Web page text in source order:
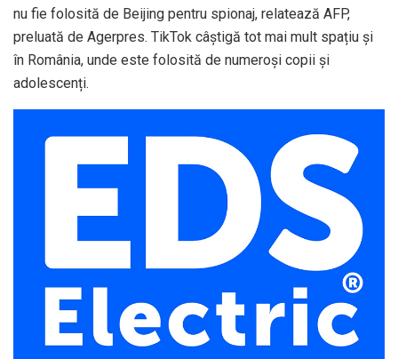
nu fie folosită de Beijing pentru spionaj, relatează AFP,
preluată de Agerpres. TikTok câștigă tot mai mult spațiu și
în România, unde este folosită de numeroși copii și
adolescenți.